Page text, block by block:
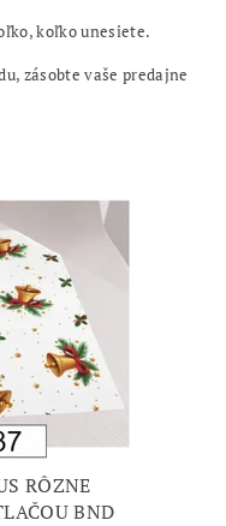
koľko unesiete.
zásobte vaše predajne
RÔZNE
BND